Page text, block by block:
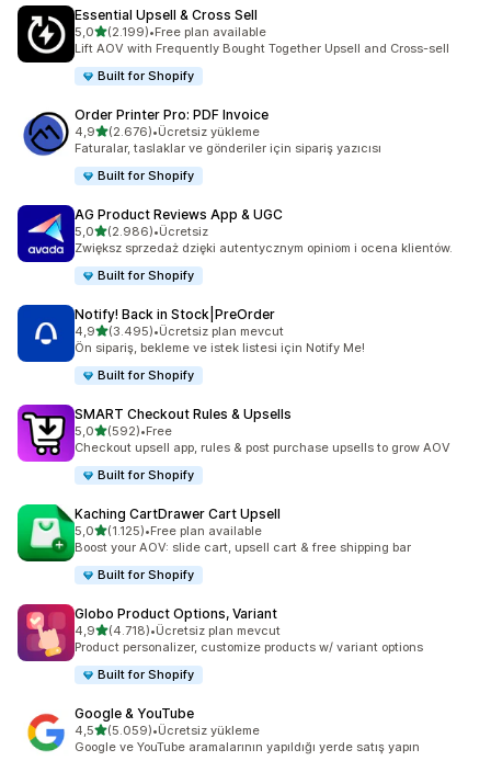
Essential Upsell & Cross Sell
5,05 yıldız üzerinden
(2.199)
toplam 2199 değerlendirme
•Free plan available
Lift AOV with Frequently Bought Together Upsell and Cross-sell
Built for Shopify
Order Printer Pro: PDF Invoice
4,95 yıldız üzerinden
(2.676)
toplam 2676 değerlendirme
•Ücretsiz yükleme
Faturalar, taslaklar ve gönderiler için sipariş yazıcısı
Built for Shopify
AG Product Reviews App & UGC
5,05 yıldız üzerinden
(2.986)
toplam 2986 değerlendirme
•Ücretsiz
Zwiększ sprzedaż dzięki autentycznym opiniom i ocena klientów.
Built for Shopify
Notify! Back in Stock|PreOrder
4,95 yıldız üzerinden
(3.495)
toplam 3495 değerlendirme
•Ücretsiz plan mevcut
Ön sipariş, bekleme ve istek listesi için Notify Me!
Built for Shopify
SMART Checkout Rules & Upsells
5,05 yıldız üzerinden
(592)
toplam 592 değerlendirme
•Free
Checkout upsell app, rules & post purchase upsells to grow AOV
Built for Shopify
Kaching CartDrawer Cart Upsell
5,05 yıldız üzerinden
(1.125)
toplam 1125 değerlendirme
•Free plan available
Boost your AOV: slide cart, upsell cart & free shipping bar
Built for Shopify
Globo Product Options, Variant
4,95 yıldız üzerinden
(4.718)
toplam 4718 değerlendirme
•Ücretsiz plan mevcut
Product personalizer, customize products w/ variant options
Built for Shopify
Google & YouTube
4,55 yıldız üzerinden
(5.059)
toplam 5059 değerlendirme
•Ücretsiz yükleme
Google ve YouTube aramalarının yapıldığı yerde satış yapın